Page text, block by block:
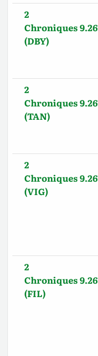
2
Chroniques 9.26
(DBY)
2
Chroniques 9.26
(TAN)
2
Chroniques 9.26
(VIG)
2
Chroniques 9.26
(FIL)